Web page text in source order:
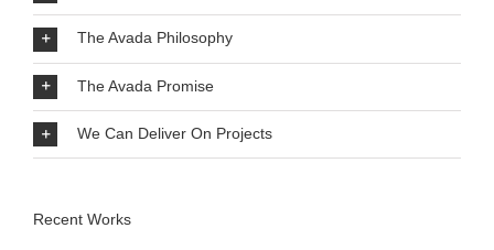
The Avada Philosophy
The Avada Promise
We Can Deliver On Projects
Recent Works